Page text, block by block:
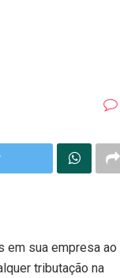
em sua empresa ao
tributação na